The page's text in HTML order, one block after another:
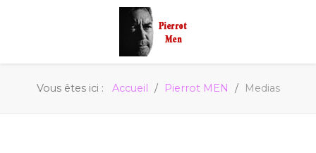
Vous êtes ici : Accueil Pierrot MEN Medias